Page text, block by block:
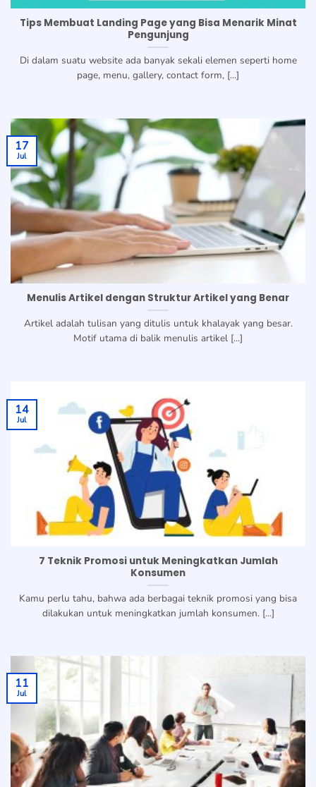
Tips Membuat Landing Page yang Bisa Menarik Minat
Pengunjung
Di dalam suatu website ada banyak sekali elemen seperti home
page, menu, gallery, contact form, [...]
Menulis Artikel dengan Struktur Artikel yang Benar
Artikel adalah tulisan yang ditulis untuk khalayak yang besar.
Motif utama di balik menulis artikel [...]
17
Jul
7 Teknik Promosi untuk Meningkatkan Jumlah
Konsumen
Kamu perlu tahu, bahwa ada berbagai teknik promosi yang bisa
dilakukan untuk meningkatkan jumlah konsumen. [...]
14
Jul
11
Jul